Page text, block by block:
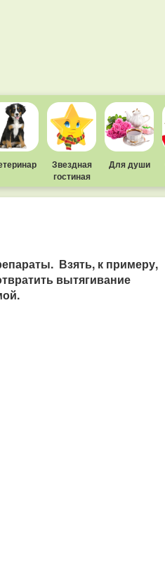
Звездная
гостиная
Для души
Взять, к примеру,
вытягивание